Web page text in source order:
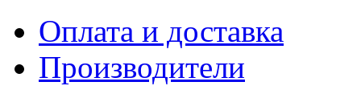
Оплата и доставка
Производители